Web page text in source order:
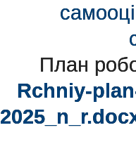
План
Rchniy-